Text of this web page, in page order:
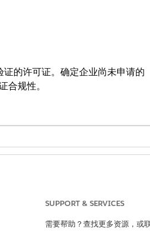
的许可证。确定企业尚未申请的
规性。
权限集
SUPPORT & SERVICES
需要帮助？查找更多资源，或